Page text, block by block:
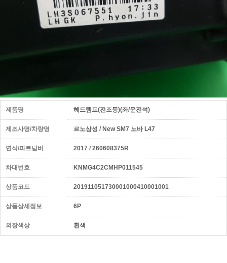
제품명 헤드램프(전조등)(좌/운전석)
제조사명/차량명 르노삼성 / New SM7 노바 L47
연식/파트넘버 2017 / 260608375R
차대번호 KNMG4C2CMHP011545
상품코드 201911051730001000410001001
상품상세정보 6P
외장색상 흰색